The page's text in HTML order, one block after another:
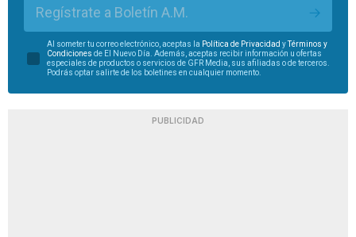
Regístrate a Boletín A.M.
Al someter tu correo electrónico, aceptas la Política de Privacidad yTérminos y
Condiciones de El Nuevo Día. Además, aceptas recibir información u ofertas
especiales de productos o servicios de GFR Media, sus afiliadas o de terceros.
Podrás optar salirte de los boletines en cualquier momento.
PUBLICIDAD